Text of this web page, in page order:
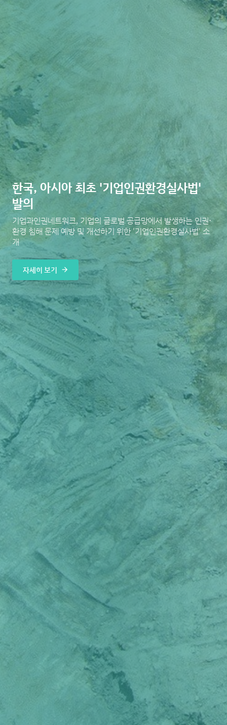
한국, 아시아 최초 '기업인권환경실사법'
발의
기업과인권네트워크, 기업의 글로벌 공급망에서 발생하는 인권⋅
환경 침해 문제 예방 및 개선하기 위한 '기업인권환경실사법' 소
개
자세히 보기 arrow_forward